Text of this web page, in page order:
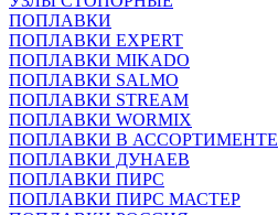
ПОПЛАВКИ
ПОПЛАВКИ EXPERT
ПОПЛАВКИ MIKADO
ПОПЛАВКИ SALMO
ПОПЛАВКИ STREAM
ПОПЛАВКИ WORMIX
ПОПЛАВКИ В АССОРТИМЕНТЕ
ПОПЛАВКИ ДУНАЕВ
ПОПЛАВКИ ПИРС
ПОПЛАВКИ ПИРС МАСТЕР